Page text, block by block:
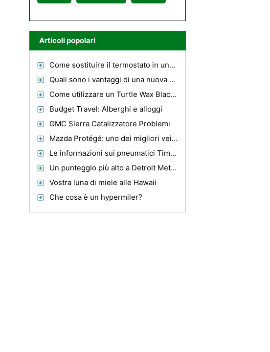
Articoli popolari
Come sostituire il termostato in una Chevy Van
Quali sono i vantaggi di una nuova auto?
Come utilizzare un Turtle Wax Black Box
Budget Travel: Alberghi e alloggi
GMC Sierra Catalizzatore Problemi
Mazda Protégé: uno dei migliori veicoli di vendita di Mazda
Le informazioni sui pneumatici Timberline
Un punteggio più alto a Detroit Metro Airport Taxi
Vostra luna di miele alle Hawaii
Che cosa è un hypermiler?